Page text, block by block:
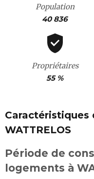
Population
40 836
Propriétaires
55 %
Caractéristiques
WATTRELOS
Période de
logements à